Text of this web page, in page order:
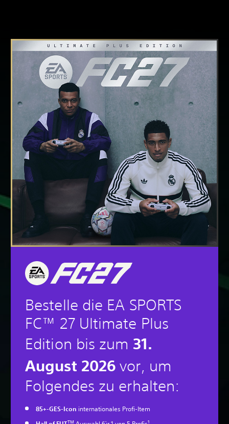
Bestelle die EA SPORTS
FC™ 27 Ultimate Plus
Edition bis zum 31.
August 2026 vor, um
Folgendes zu erhalten:
85+-GES-Icon internationales Profi-Item
TM 1